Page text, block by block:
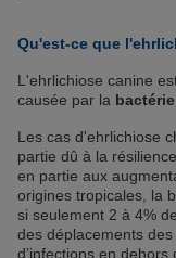
Qu'est-ce que
L'ehrlichiose canine
causée par la bactérie
Les cas d'ehrlichiose
partie dû à la
en partie aux
origines tropicales, la
si seulement 2 à 4%
des déplacements
d’infections en dehors